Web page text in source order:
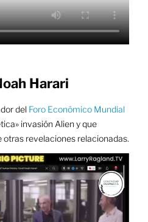
Harari
del Foro Económico Mundial
invasión Alien y que
otras revelaciones relacionadas.